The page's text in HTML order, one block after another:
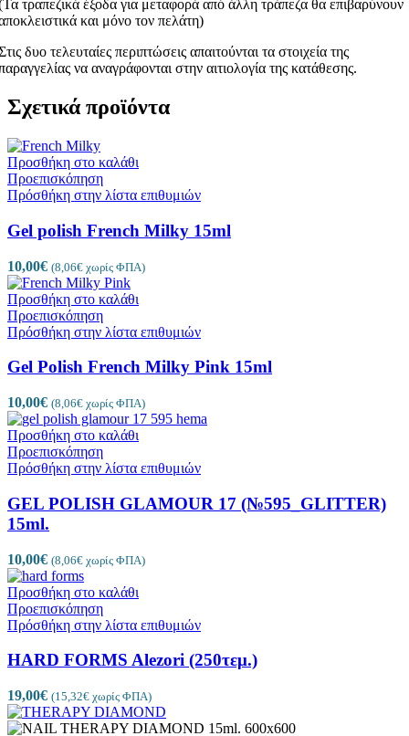
τραπεζικά έξοδα για μεταφορά από άλλη τράπεζα θα επιβαρύνουν
και μόνο τον πελάτη)
δυο τελευταίες περιπτώσεις απαιτούνται τα στοιχεία της
να αναγράφονται στην αιτιολογία της κατάθεσης.
Σχετικά προϊόντα
Προσθήκη στο καλάθι
Προεπισκόπηση
Πρόσθήκη στην λίστα επιθυμιών
Gel polish French Milky 15ml
10,00€ (8,06€ χωρίς ΦΠΑ)
Προσθήκη στο καλάθι
Προεπισκόπηση
Πρόσθήκη στην λίστα επιθυμιών
Gel Polish French Milky Pink 15ml
10,00€ (8,06€ χωρίς ΦΠΑ)
Προσθήκη στο καλάθι
Προεπισκόπηση
Πρόσθήκη στην λίστα επιθυμιών
GEL POLISH GLAMOUR 17 (№595_GLITTER)
15ml.
10,00€ (8,06€ χωρίς ΦΠΑ)
Προσθήκη στο καλάθι
Προεπισκόπηση
Πρόσθήκη στην λίστα επιθυμιών
HARD FORMS Alezori (250τεμ.)
19,00€ (15,32€ χωρίς ΦΠΑ)